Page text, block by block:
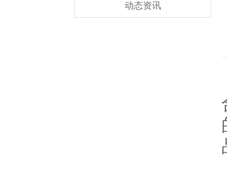
动态资讯